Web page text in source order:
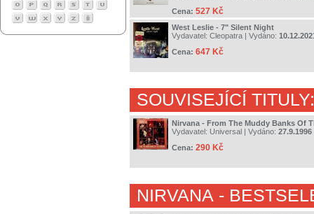
Cena: 527 Kč
West Leslie - 7" Silent Night
Vydavatel: Cleopatra | Vydáno:
Cena: 647 Kč
SOUVISEJÍCÍ TITULY:
Nirvana - From The Muddy Banks Of
Vydavatel: Universal | Vydáno: 27.9.1996
Cena: 290 Kč
NIRVANA -